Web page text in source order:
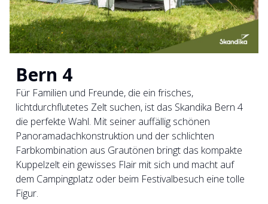
Bern 4
Für Familien und Freunde, die ein frisches,
lichtdurchflutetes Zelt suchen, ist das Skandika Bern 4
die perfekte Wahl. Mit seiner auffällig schönen
Panoramadachkonstruktion und der schlichten
Farbkombination aus Grautönen bringt das kompakte
Kuppelzelt ein gewisses Flair mit sich und macht auf
dem Campingplatz oder beim Festivalbesuch eine tolle
Figur.